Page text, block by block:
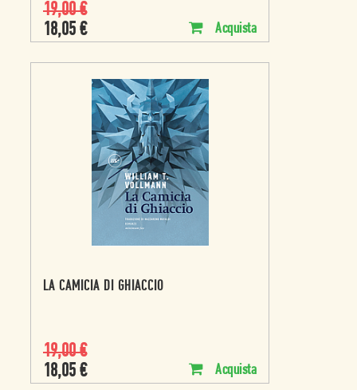
19,00€
18,05 € Acquista
LA CAMICIA DI GHIACCIO
19,00€
18,05 € Acquista